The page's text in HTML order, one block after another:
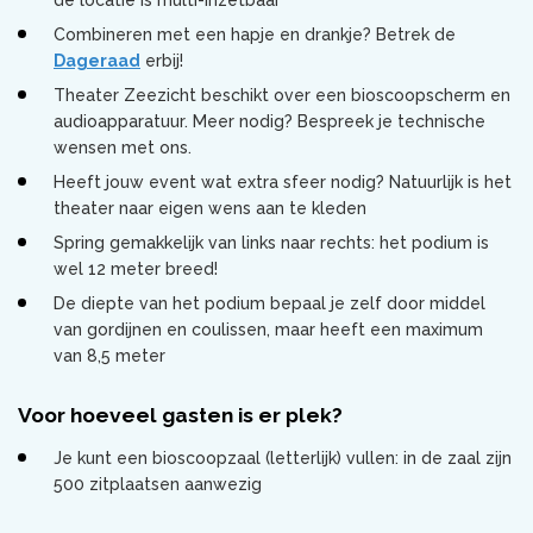
Combineren met een hapje en drankje? Betrek de
Dageraad erbij!
Theater Zeezicht beschikt over een bioscoopscherm en
audioapparatuur. Meer nodig? Bespreek je technische
wensen met ons.
Heeft jouw event wat extra sfeer nodig? Natuurlijk is het
theater naar eigen wens aan te kleden
Spring gemakkelijk van links naar rechts: het podium is
wel 12 meter breed!
De diepte van het podium bepaal je zelf door middel
van gordijnen en coulissen, maar heeft een maximum
van 8,5 meter
Voor hoeveel gasten is er plek?
Je kunt een bioscoopzaal (letterlijk) vullen: in de zaal zijn
500 zitplaatsen aanwezig